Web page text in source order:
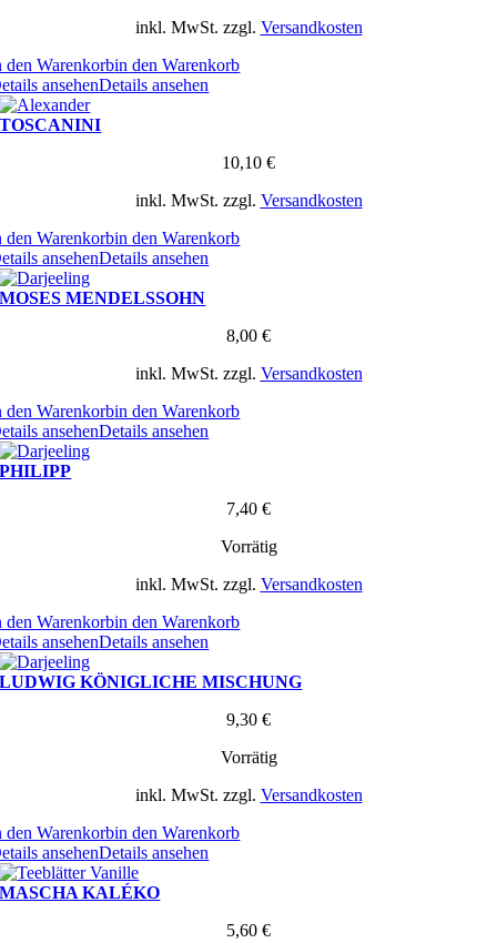
inkl. MwSt. zzgl. Versandkosten
den Warenkorbin den Warenkorb
ansehenDetails ansehen
TOSCANINI
10,10 €
inkl. MwSt. zzgl. Versandkosten
den Warenkorbin den Warenkorb
ansehenDetails ansehen
MOSES MENDELSSOHN
8,00 €
inkl. MwSt. zzgl. Versandkosten
den Warenkorbin den Warenkorb
ansehenDetails ansehen
PHILIPP
7,40 €
Vorrätig
inkl. MwSt. zzgl. Versandkosten
den Warenkorbin den Warenkorb
ansehenDetails ansehen
LUDWIG KÖNIGLICHE MISCHUNG
9,30 €
Vorrätig
inkl. MwSt. zzgl. Versandkosten
den Warenkorbin den Warenkorb
ansehenDetails ansehen
MASCHA KALÉKO
5,60 €